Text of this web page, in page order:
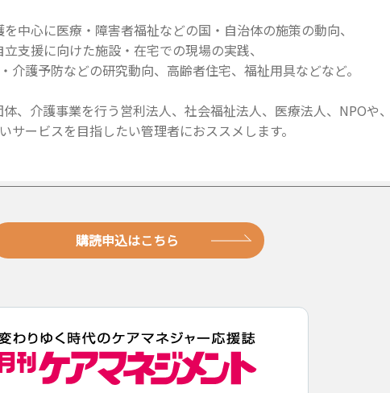
中心に医療・障害者福祉などの国・自治体の施策の動向、
立支援に向けた施設・在宅での現場の実践、
介護予防などの研究動向、高齢者住宅、福祉用具などなど。
、介護事業を行う営利法人、社会福祉法人、医療法人、NPOや、
サービスを目指したい管理者におススメします。
購読申込はこちら